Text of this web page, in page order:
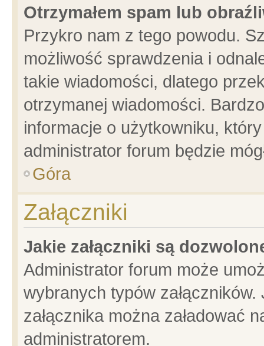
Otrzymałem spam lub
Przykro nam z tego powodu.
możliwość sprawdzenia i
takie wiadomości, dlatego
otrzymanej wiadomości.
informacje o użytkowniku,
administrator forum będzie
Góra
Załączniki
Jakie załączniki są
Administrator forum może
wybranych typów
załącznika można załadować
administratorem.